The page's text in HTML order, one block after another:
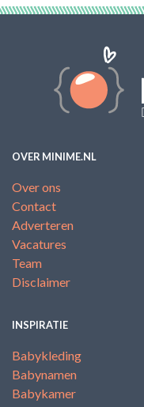
OVER MINIME.NL
Over ons
Contact
Adverteren
Vacatures
Team
Disclaimer
INSPIRATIE
Babykleding
Babynamen
Babykamer